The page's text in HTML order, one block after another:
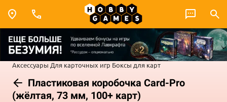
Аксессуары Для карточных игр Боксы для карт
Пластиковая коробочка Card-Pro
(жёлтая, 73 мм, 100+ карт)